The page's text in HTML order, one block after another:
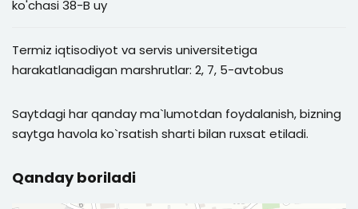
ko'chasi 38-B uy
Termiz iqtisodiyot va servis universitetiga
harakatlanadigan marshrutlar: 2, 7, 5-avtobus
Saytdagi har qanday ma`lumotdan foydalanish, bizning
saytga havola ko`rsatish sharti bilan ruxsat etiladi.
Qanday boriladi